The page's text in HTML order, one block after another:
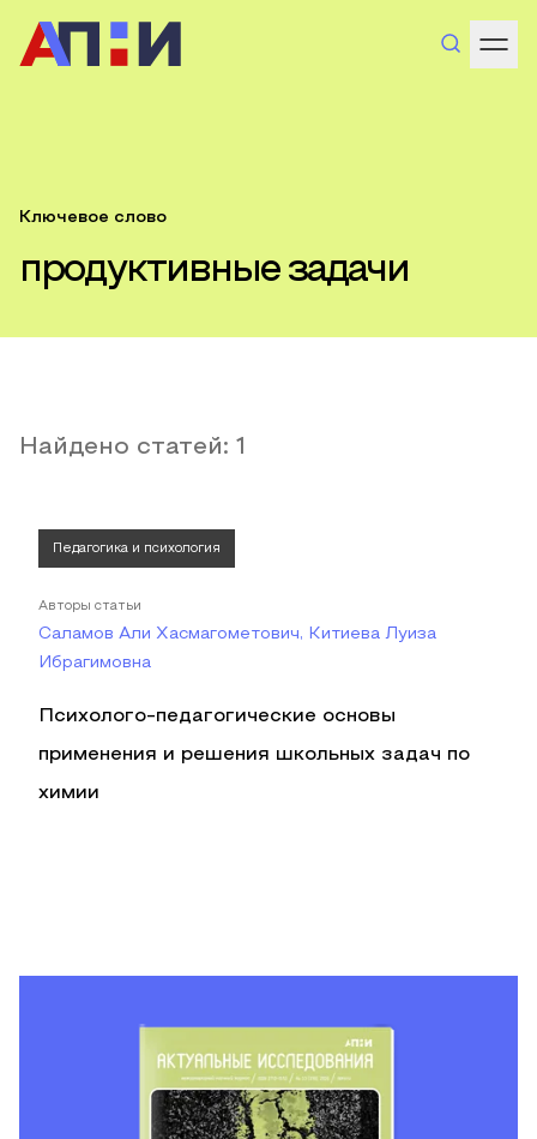
Ключевое слово
продуктивные задачи
Найдено статей: 1
Педагогика и психология
Авторы статьи
Саламов Али Хасмагометович, Китиева Луиза
Ибрагимовна
Психолого-педагогические основы
применения и решения школьных задач по
химии